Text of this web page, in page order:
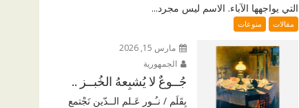
التي يواجهها الآباء. الاسم ليس مجرد...
مقالات منوعات
مارس 15, 2026
الجمهورية
جُــوعٌ لا يُشبِعهُ الخُبــز ..
بِقَلَم / نـُـور عَـلم الــدّين نَجْتمع